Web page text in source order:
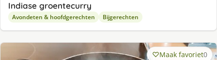
Indiase groentecurry
Avondeten & hoofdgerechten Bijgerechten
Maak favoriet0